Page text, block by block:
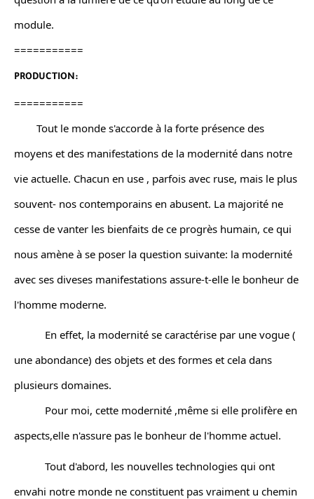
module.
===========
PRODUCTION:
===========
moyens et des manifestations de la modernité dans notre
vie actuelle. Chacun en use , parfois avec ruse, mais le plus
souvent- nos contemporains en abusent. La majorité ne
cesse de vanter les bienfaits de ce progrès humain, ce qui
nous amène à se poser la question suivante: la modernité
avec ses diveses manifestations assure-t-elle le bonheur de
l'homme moderne.
une abondance) des objets et des formes et cela dans
plusieurs domaines.
aspects,elle n'assure pas le bonheur de l'homme actuel.
envahi notre monde ne constituent pas vraiment u chemin